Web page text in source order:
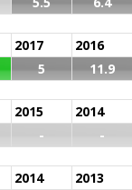
2017
2016
5 11.9
2015
2014
- -
2014 2013